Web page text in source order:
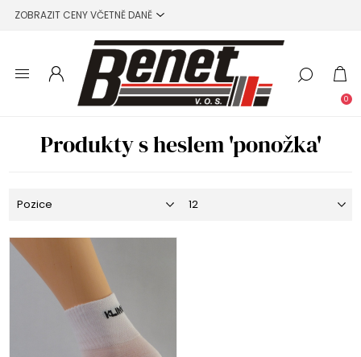
0
Produkty s heslem 'ponožka'